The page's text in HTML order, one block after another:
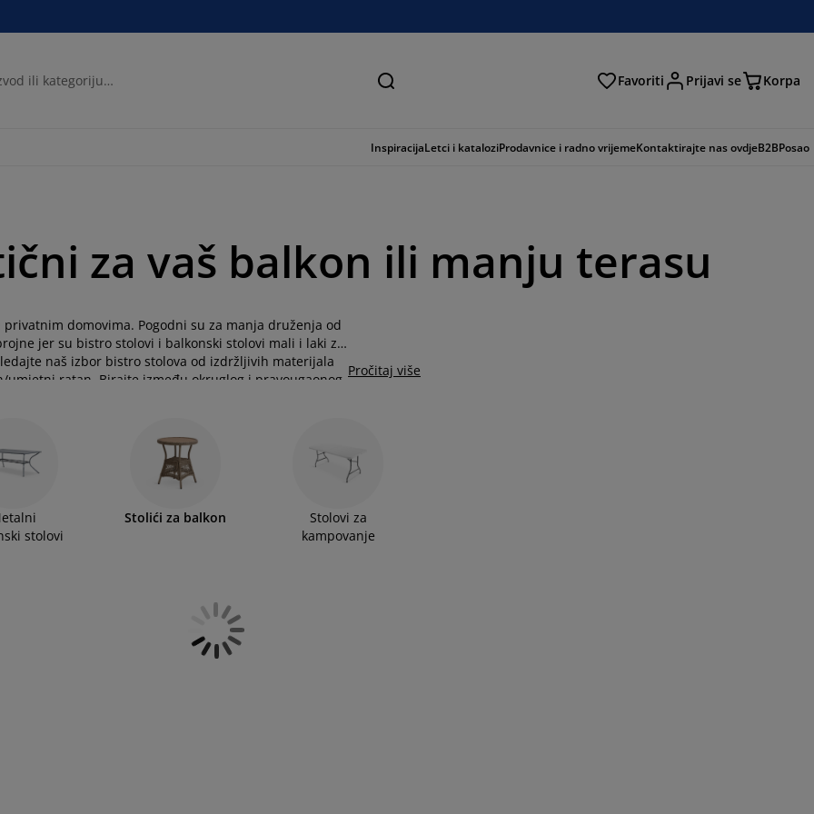
Traži Favoriti Prijavi se Korpa
InspiracijaLetci i kataloziProdavnice i radno vrijemeKontaktirajte nas ovdjeB2BPosao
za vaš balkon ili manju terasu
domovima. Pogodni su za manja druženja od
jer su bistro stolovi i balkonski stolovi mali i laki za
naš izbor bistro stolova od izdržljivih materijala
ratan. Birajte između okruglog i pravougaonog
Pročitaj više
stolovi
Stolići za balkon
Stolovi za
kampovanje